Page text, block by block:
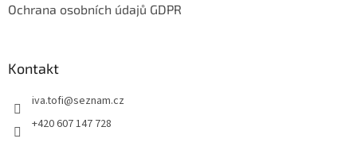
Ochrana osobních údajů GDPR
Kontakt
iva.tofi@seznam.cz
+420 607 147 728